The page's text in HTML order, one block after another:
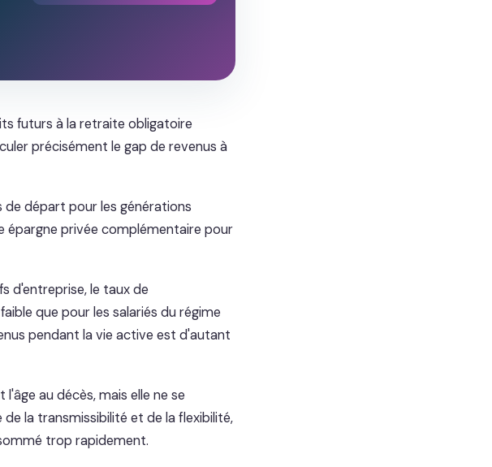
futurs à la retraite obligatoire
précisément le gap de revenus à
départ pour les générations
épargne privée complémentaire pour
d'entreprise, le taux de
que pour les salariés du régime
pendant la vie active est d'autant
au décès, mais elle ne se
la transmissibilité et de la flexibilité,
trop rapidement.